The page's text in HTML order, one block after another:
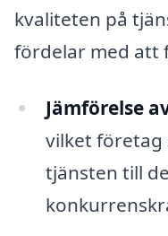
kvaliteten på
fördelar med att
Jämförelse
vilket företag
tjänsten till